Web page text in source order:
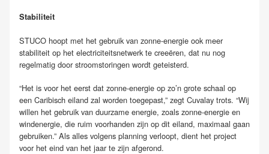
Stabiliteit
STUCO hoopt met het gebruik van zonne-energie ook meer
stabiliteit op het electriciteitsnetwerk te creeëren, dat nu nog
regelmatig door stroomstoringen wordt geteisterd.
“Het is voor het eerst dat zonne-energie op zo’n grote schaal op
een Caribisch eiland zal worden toegepast,” zegt Cuvalay trots. “Wij
willen het gebruik van duurzame energie, zoals zonne-energie en
windenergie, die ruim voorhanden zijn op dit eiland, maximaal gaan
gebruiken.” Als alles volgens planning verloopt, dient het project
voor het eind van het jaar te zijn afgerond.